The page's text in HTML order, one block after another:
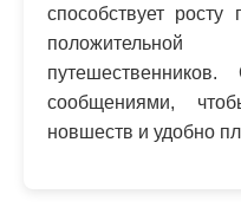
способствует росту
сообщениями,
новшеств и удобно